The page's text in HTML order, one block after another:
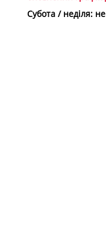
Субота / неділя: